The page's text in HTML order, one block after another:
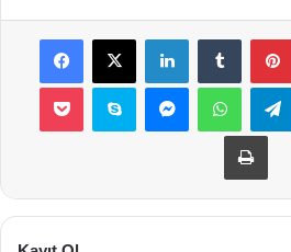
Facebook
X LinkedInTumblr
Pocket Skype Messenger